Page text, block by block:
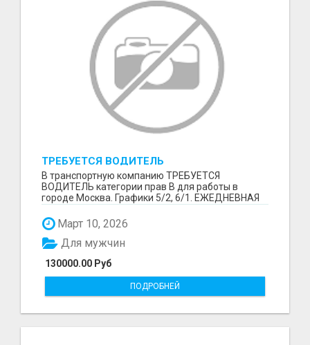
ТРЕБУЕТСЯ ВОДИТЕЛЬ
В транспортную компанию ТРЕБУЕТСЯ
ВОДИТЕЛЬ категории прав В для работы в
городе Москва. Графики 5/2, 6/1. ЕЖЕДНЕВНАЯ
Март 10, 2026
130000.00 Руб
Для мужчин
ПОДРОБНЕЙ